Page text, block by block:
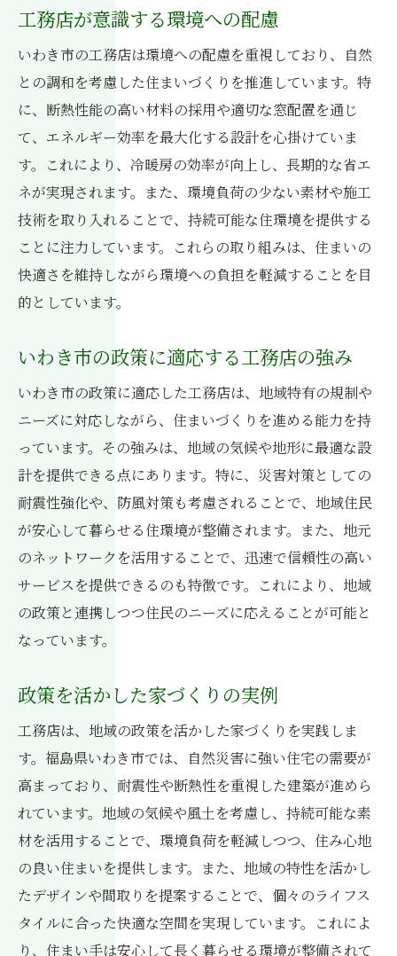
工務店が意識する環境への配慮
いわき市の工務店は環境への配慮を重視しており、自然
との調和を考慮した住まいづくりを推進しています。特
に、断熱性能の高い材料の採用や適切な窓配置を通じ
て、エネルギー効率を最大化する設計を心掛けていま
す。これにより、冷暖房の効率が向上し、長期的な省エ
ネが実現されます。また、環境負荷の少ない素材や施工
技術を取り入れることで、持続可能な住環境を提供する
ことに注力しています。これらの取り組みは、住まいの
快適さを維持しながら環境への負担を軽減することを目
的としています。
いわき市の政策に適応する工務店の強み
いわき市の政策に適応した工務店は、地域特有の規制や
ニーズに対応しながら、住まいづくりを進める能力を持
っています。その強みは、地域の気候や地形に最適な設
計を提供できる点にあります。特に、災害対策としての
耐震性強化や、防風対策も考慮されることで、地域住民
が安心して暮らせる住環境が整備されます。また、地元
のネットワークを活用することで、迅速で信頼性の高い
サービスを提供できるのも特徴です。これにより、地域
の政策と連携しつつ住民のニーズに応えることが可能と
なっています。
政策を活かした家づくりの実例
工務店は、地域の政策を活かした家づくりを実践しま
す。福島県いわき市では、自然災害に強い住宅の需要が
高まっており、耐震性や断熱性を重視した建築が進めら
れています。地域の気候や風土を考慮し、持続可能な素
材を活用することで、環境負荷を軽減しつつ、住み心地
の良い住まいを提供します。また、地域の特性を活かし
たデザインや間取りを提案することで、個々のライフス
タイルに合った快適な空間を実現しています。これによ
り、住まい手は安心して長く暮らせる環境が整備されて